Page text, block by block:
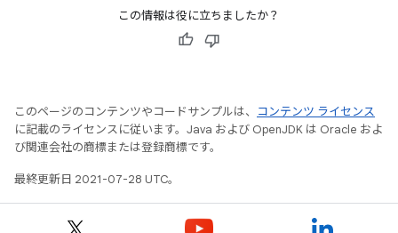
この情報は役に立ちましたか？
このページのコンテンツやコードサンプルは、
コンテンツ ライセンス
に記載のライセンスに従います。Java および OpenJDK は Oracle およ
び関連会社の商標または登録商標です。
最終更新日 2021-07-28 UTC。